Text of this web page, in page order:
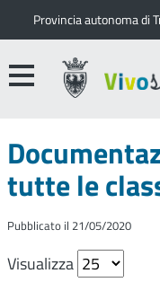
Provincia autonoma di
tutte le
Pubblicato il 21/05/2020
Visualizza